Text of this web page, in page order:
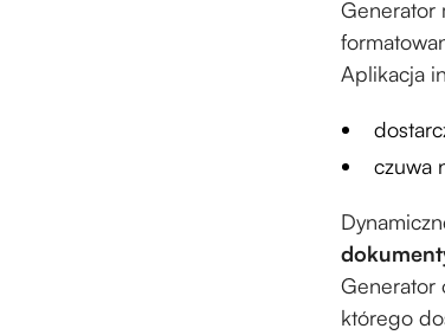
Generator
Aplikacja
czuwa
Generator
którego